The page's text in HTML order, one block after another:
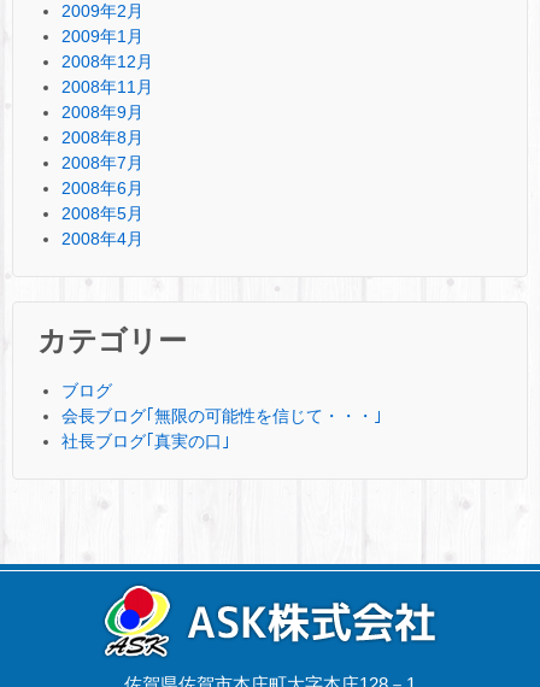
2009年2月
2009年1月
2008年12月
2008年11月
2008年9月
2008年8月
2008年7月
2008年6月
2008年5月
2008年4月
カテゴリー
ブログ
会長ブログ｢無限の可能性を信じて・・・｣
社長ブログ｢真実の口｣